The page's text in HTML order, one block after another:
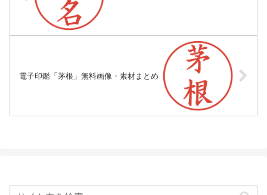
電子印鑑「茅根」無料画像・素材まとめ